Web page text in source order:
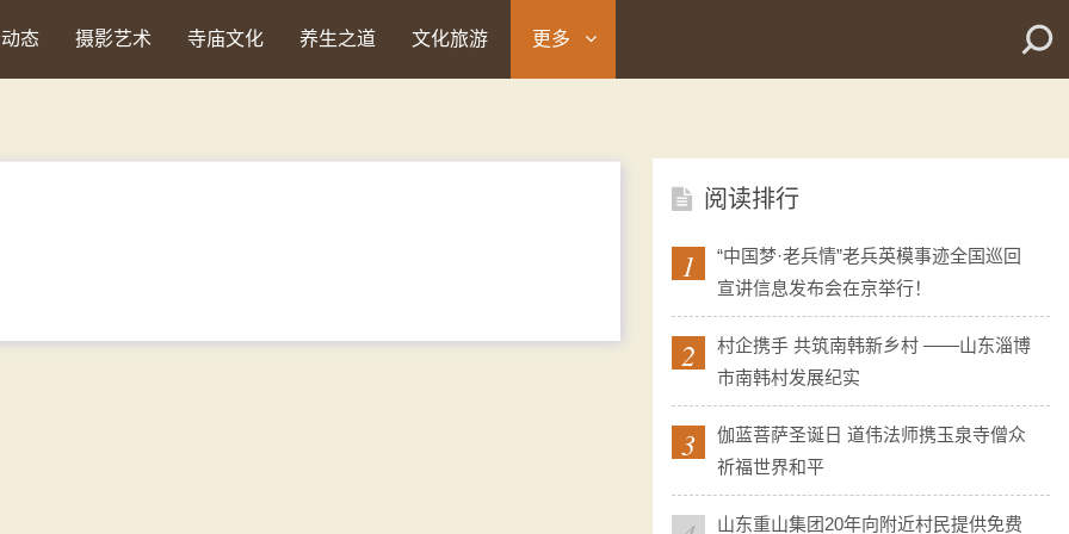
态 摄影艺术 寺庙文化 养生之道 文化旅游 更多
阅读排行
1
“中国梦·老兵情”老兵英模事迹全国巡回
宣讲信息发布会在京举行！
2
村企携手 共筑南韩新乡村 ——山东淄博
市南韩村发展纪实
3
伽蓝菩萨圣诞日 道伟法师携玉泉寺僧众
祈福世界和平
山东重山集团20年向附近村民提供免费